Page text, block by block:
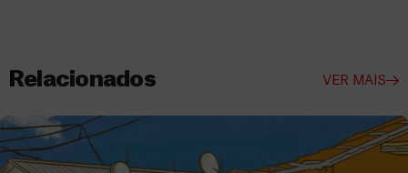
Relacionados VER MAIS